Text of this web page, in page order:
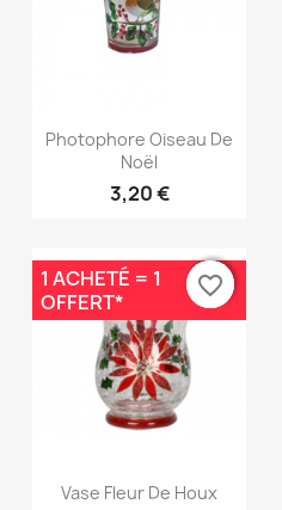
Aperçu rapide
Photophore Oiseau De
Noël
3,20 €
Aperçu rapide
Vase Fleur De Houx
1 ACHETÉ = 1
OFFERT*
favorite_border
favorite_border